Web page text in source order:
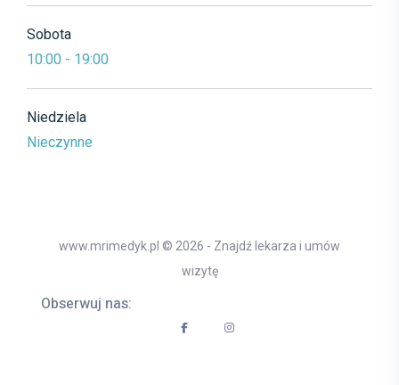
Sobota
10:00 - 19:00
Niedziela
Nieczynne
www.mrimedyk.pl © 2026 - Znajdź lekarza i umów
wizytę
Obserwuj nas: